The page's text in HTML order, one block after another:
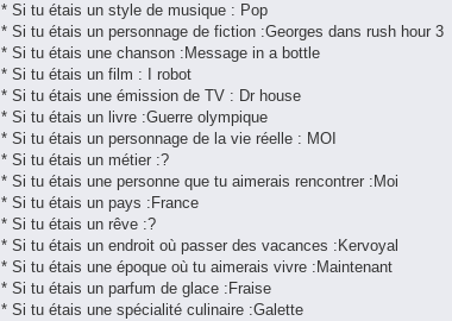
* Si tu étais un style de musique : Pop
* Si tu étais un personnage de fiction :Georges dans rush hour 3
* Si tu étais une chanson :Message in a bottle
* Si tu étais un film : I robot
* Si tu étais une émission de TV : Dr house
* Si tu étais un livre :Guerre olympique
* Si tu étais un personnage de la vie réelle : MOI
* Si tu étais un métier :?
* Si tu étais une personne que tu aimerais rencontrer :Moi
* Si tu étais un pays :France
* Si tu étais un rêve :?
* Si tu étais un endroit où passer des vacances :Kervoyal
* Si tu étais une époque où tu aimerais vivre :Maintenant
* Si tu étais un parfum de glace :Fraise
* Si tu étais une spécialité culinaire :Galette